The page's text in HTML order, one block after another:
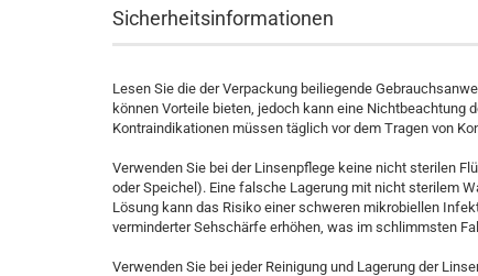
Sicherheitsinformationen
Lesen Sie die der Verpackung beiliegende
können Vorteile bieten, jedoch kann eine Nichtbeachtung
Kontraindikationen müssen täglich vor dem Tragen von
Verwenden Sie bei der Linsenpflege keine nicht sterilen
oder Speichel). Eine falsche Lagerung mit nicht sterilem
Lösung kann das Risiko einer schweren mikrobiellen
verminderter Sehschärfe erhöhen, was im schlimmsten
Verwenden Sie bei jeder Reinigung und Lagerung der